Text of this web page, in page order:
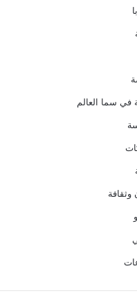
في سما العالم
وثقافة